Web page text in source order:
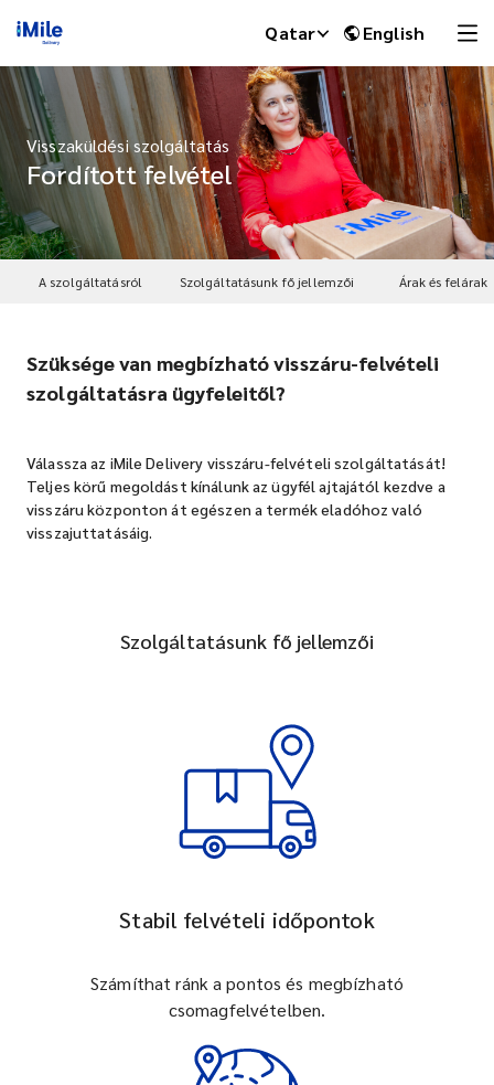
Qatar English
Visszaküldési szolgáltatás
Fordított felvétel
A szolgáltatásról Szolgáltatásunk fő jellemzői Árak és felárak
Szüksége van megbízható visszáru-felvételi
szolgáltatásra ügyfeleitől?
Válassza az iMile Delivery visszáru-felvételi szolgáltatását!
Teljes körű megoldást kínálunk az ügyfél ajtajától kezdve a
visszáru központon át egészen a termék eladóhoz való
visszajuttatásáig.
Szolgáltatásunk fő jellemzői
Stabil felvételi időpontok
Számíthat ránk a pontos és megbízható
csomagfelvételben.
iMile Chat